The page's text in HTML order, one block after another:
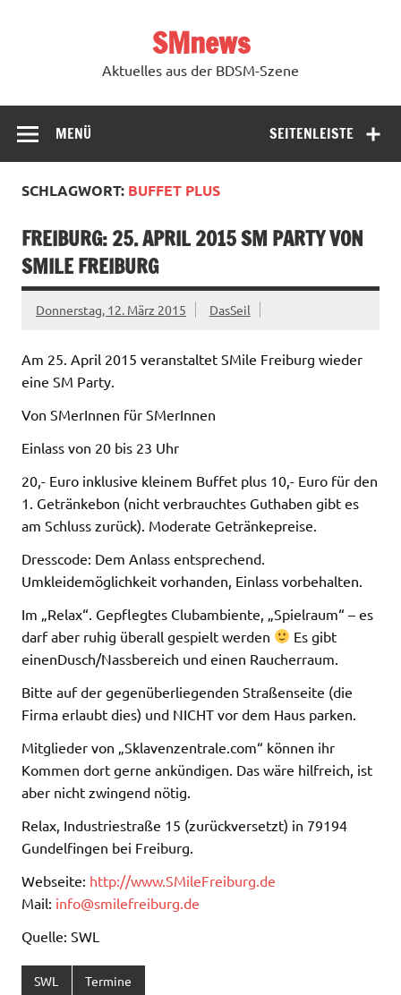
SMnews
Aktuelles aus der BDSM-Szene
SEITENLEISTE
MENÜ
SCHLAGWORT: BUFFET PLUS
FREIBURG: 25. APRIL 2015 SM PARTY VON
SMILE FREIBURG
Donnerstag, 12. März 2015 DasSeil
Am 25. April 2015 veranstaltet SMile Freiburg wieder
eine SM Party.
Von SMerInnen für SMerInnen
Einlass von 20 bis 23 Uhr
20,- Euro inklusive kleinem Buffet plus 10,- Euro für den
1. Getränkebon (nicht verbrauchtes Guthaben gibt es
am Schluss zurück). Moderate Getränkepreise.
Dresscode: Dem Anlass entsprechend.
Umkleidemöglichkeit vorhanden, Einlass vorbehalten.
Im „Relax“. Gepflegtes Clubambiente, „Spielraum“ – es
darf aber ruhig überall gespielt werden
Es gibt
einenDusch/Nassbereich und einen Raucherraum.
Bitte auf der gegenüberliegenden Straßenseite (die
Firma erlaubt dies) und NICHT vor dem Haus parken.
Mitglieder von „Sklavenzentrale.com“ können ihr
Kommen dort gerne ankündigen. Das wäre hilfreich, ist
aber nicht zwingend nötig.
Relax, Industriestraße 15 (zurückversetzt) in 79194
Gundelfingen bei Freiburg.
Webseite: http://www.SMileFreiburg.de
Mail: info@smilefreiburg.de
Quelle: SWL
SWL Termine